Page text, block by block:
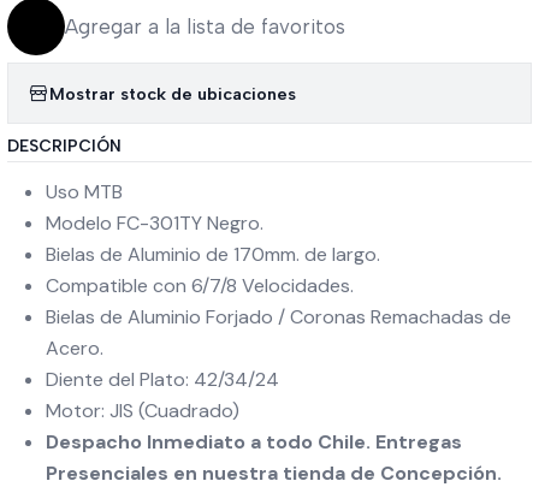
Agregar a la lista de favoritos
Mostrar stock de ubicaciones
DESCRIPCIÓN
Uso MTB
Modelo FC-301TY Negro.
Bielas de Aluminio de 170mm. de largo.
Compatible con 6/7/8 Velocidades.
Bielas de Aluminio Forjado / Coronas Remachadas de
Acero.
Diente del Plato: 42/34/24
Motor: JIS (Cuadrado)
Despacho Inmediato a todo Chile. Entregas
Presenciales en nuestra tienda de Concepción.